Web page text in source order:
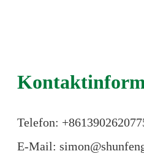
Telefon: +86
E-Mail: